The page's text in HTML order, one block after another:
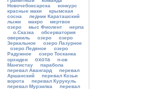
Новочебоксарска
конкурс
красные маки
крымская
сосна
ледник Караташский
лыжи
макро
мертвое
озеро
мыс Фиолент
нерпа
о.Сказка
обсерватория
оверкиль
озеро
озеро
Зеркальное
озеро Лазурное
озеро Ледяное
озеро
Радужное
озеро Тосканка
орхидеи
охота
п-ов
Мангистау
парабола
перевал Авангард
перевал
Аршанский
перевал Козьи
ворота
перевал Курукуль
перевал Мурзилка
перевал